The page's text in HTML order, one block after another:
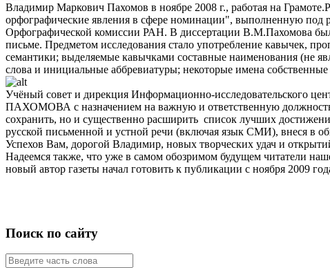
Владимир Маркович Пахомов в ноябре 2008 г., работая на
орфографические явления в сфере номинации", выполненную под
Орфографической комиссии РАН. В диссертации В.М.Пахомова
письме. Предметом исследования стало употребление кавычек,
семантики; выделяемые кавычками составные наименования (не
слова и инициальные аббревиатуры; некоторые имена
Учёный совет и дирекция Информационно-исследовательского
ПАХОМОВА с назначением на важную и ответственную
сохранить, но и существенно расширить список лучших
русской письменной и устной речи (включая язык СМИ), внеся в
Успехов Вам, дорогой Владимир, новых творческих удач и
Надеемся также, что уже в самом обозримом будущем читатели
новый автор газеты начал готовить к публикации с ноября 2009
Поиск по сайту